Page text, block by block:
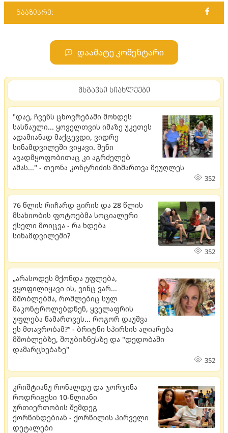
გააზიარე:
დაამატე კომენტარი
მსგავსი სიახლეები
"დაე, ჩვენს ცხოვრებაში მოხდეს
სასწაული... ყოველთვის იმაზე უკეთეს
ადამიანად მაქცევდი, ვიდრე
სინამდვილეში ვიყავი. შენი
ავადმყოფობითაც კი აგრძელებ
ამას..." - თეონა კონტრიძის მიმართვა მეუღლეს
352
76 წლის რიჩარდ გირის და 28 წლის
მსახიობის ფოტოებმა სოციალური
ქსელი მოიცვა - რა ხდება
სინამდვილეში?
352
„არასოდეს მქონდა უფლება,
ვყოფილიყავი ის, ვინც ვარ...
მშობლებმა, რომლებიც სულ
მაკონტროლებდნენ, ყველაფრის
უფლება წამართვეს... როგორ დაუშვა
ეს მთავრობამ?“ - ბრიტნი სპირსის აღიარება
მშობლებზე, შოუბიზნესზე და "დედობაში
დამარცხებაზე"
352
კრიშტიანუ რონალდუ და ჯორჯინა
როდრიგესი 10-წლიანი
ურთიერთობის შემდეგ
ქორწინდებიან - ქორწილის პირველი
დეტალები